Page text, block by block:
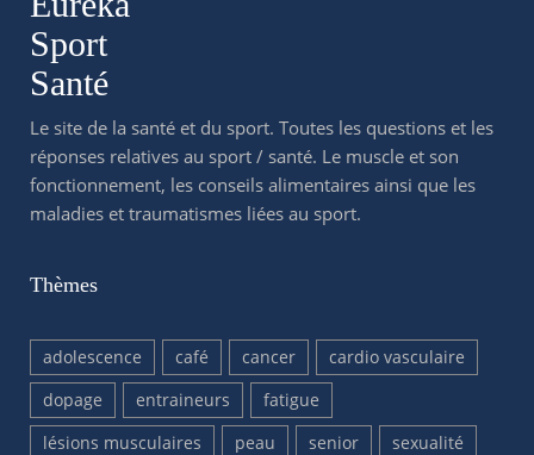
Sport
Santé
Le site de la santé et du sport. Toutes les questions et les
réponses relatives au sport / santé. Le muscle et son
fonctionnement, les conseils alimentaires ainsi que les
maladies et traumatismes liées au sport.
Thèmes
adolescence café cancer
cardio vasculaire
dopage
entraineurs
fatigue
lésions musculaires
peau senior
sexualité